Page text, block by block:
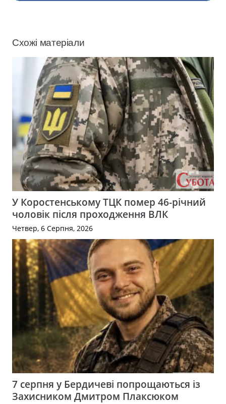
Схожі матеріали
У Коростенському ТЦК помер 46-річний
чоловік після проходження ВЛК
Четвер, 6 Серпня, 2026
7 серпня у Бердичеві попрощаються із
Захисником Дмитром Плаксюком